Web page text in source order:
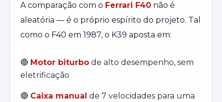
A comparação com o Ferrari F40 não é
aleatória — é o próprio espírito do projeto. Tal
como o F40 em 1987, o K39 aposta em:
🔴 Motor biturbo de alto desempenho, sem
eletrificação
🔴 Caixa manual de 7 velocidades para uma